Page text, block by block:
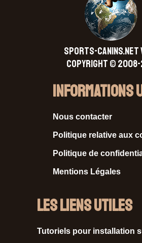
SPORTS-
Copyright ©
Informations
Nous contacter
Politique relative aux
Politique de
Mentions Légales
Les liens utiles
Tutoriels pour installation